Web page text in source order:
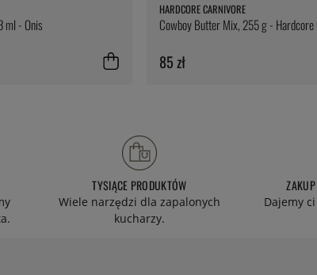
ml - Onis
HARDCORE CARNIVORE
Cowboy Butter Mix, 255 g -
85 zł
TYSIĄCE PRODUKTÓW
Wiele narzędzi dla zapalonych
kucharzy.
Dajemy